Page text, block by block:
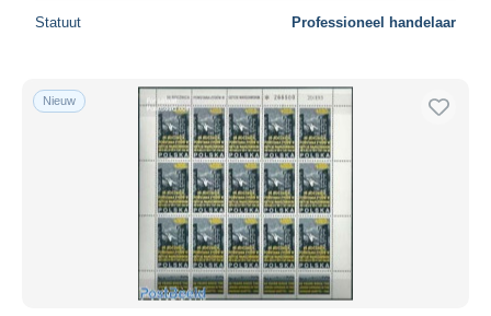
Statuut Professioneel handelaar
Nieuw